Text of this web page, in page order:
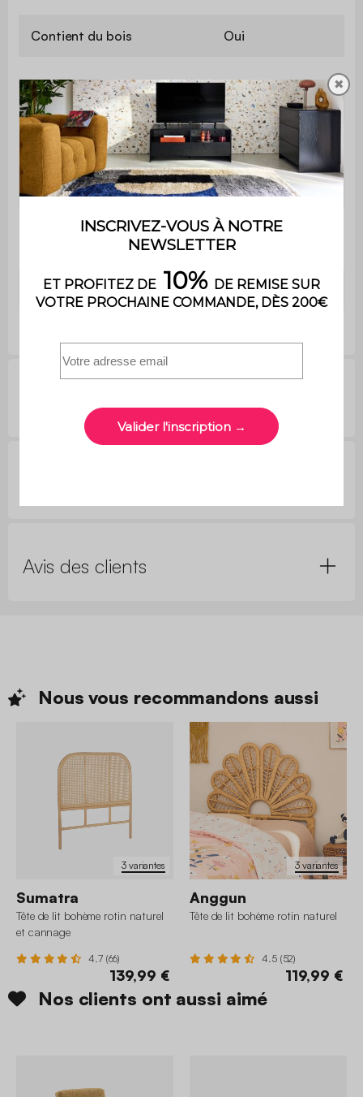
Contient du bois Oui
Usage Usage domestique uniquement
Utilisation Intérieur
Garantie 2 ans
Le produit est livré monté, dans
son emballage d'origine
Dimensions 90 x 100cm
Réparabilité, normes et garanties
Avis des clients
Nous vous recommandons aussi
3 variantes
Sumatra
Tête de lit bohème rotin naturel
et cannage
4.7 (66)
139,99 €
3 variantes
Anggun
Tête de lit bohème rotin naturel
4.5 (52)
119,99 €
Nos clients ont aussi aimé
✖